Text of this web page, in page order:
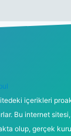
içerikleri
Bu internet
olup, gerçek